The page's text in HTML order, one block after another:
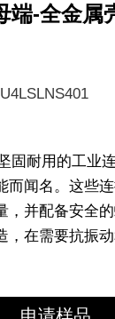
端-全金属
固耐用的工业
而闻名。这些
，并配备安全
，在需要抗振